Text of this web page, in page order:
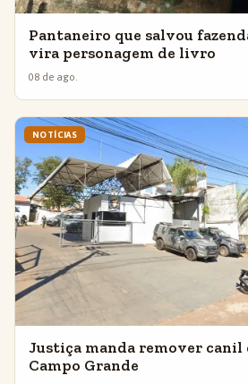
Pantaneiro que salvou
vira personagem de livro
08 de ago.
NOTÍCIAS
Justiça manda remover canil
Campo Grande